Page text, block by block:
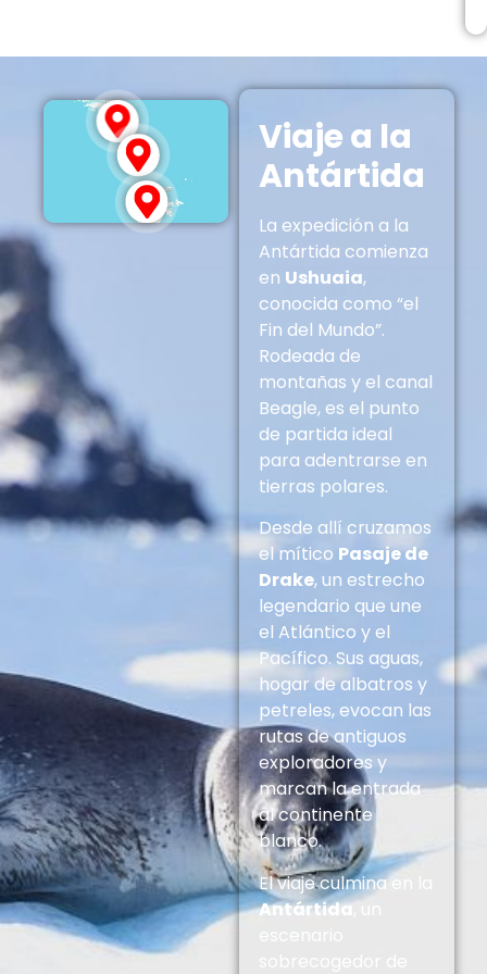
Viaje a la
Antártida
La expedición a la
Antártida comienza
en Ushuaia,
conocida como “el
Fin del Mundo”.
Rodeada de
montañas y el canal
Beagle, es el punto
de partida ideal
para adentrarse en
tierras polares.
Desde allí cruzamos
el mítico Pasaje de
Drake, un estrecho
legendario que une
el Atlántico y el
Pacífico. Sus aguas,
hogar de albatros y
petreles, evocan las
rutas de antiguos
exploradores y
marcan la entrada
al continente
blanco.
El viaje culmina en la
Antártida, un
escenario